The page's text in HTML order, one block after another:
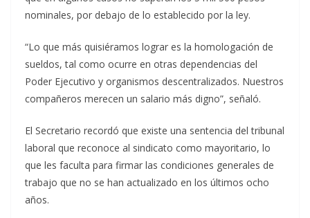
nominales, por debajo de lo establecido por la ley.
“Lo que más quisiéramos lograr es la homologación de
sueldos, tal como ocurre en otras dependencias del
Poder Ejecutivo y organismos descentralizados. Nuestros
compañeros merecen un salario más digno”, señaló.
El Secretario recordó que existe una sentencia del tribunal
laboral que reconoce al sindicato como mayoritario, lo
que les faculta para firmar las condiciones generales de
trabajo que no se han actualizado en los últimos ocho
años.